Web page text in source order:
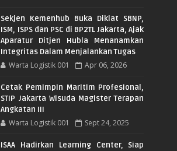
Sekjen Kemenhub Buka Diklat SBNP,
ISM, ISPS dan PSC di BP2TL Jakarta, Ajak
Aparatur Ditjen Hubla Menanamkan
Integritas Dalam Menjalankan Tugas
Warta Logistik 001 Apr 06, 2026
Cetak Pemimpin Maritim Profesional,
STIP Jakarta Wisuda Magister Terapan
Angkatan III
Warta Logistik 001 Sept 24, 2025
ISAA Hadirkan Learning Center, Siap